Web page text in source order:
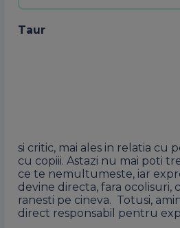
Taur
si critic, mai ales in relatia cu
cu copiii. Astazi nu mai poti
ce te nemultumeste, iar
devine directa, fara ocolisuri,
ranesti pe cineva. Totusi,
direct responsabil pentru